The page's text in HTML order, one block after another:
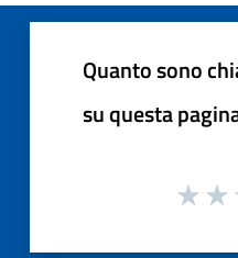
Quanto sono
su questa